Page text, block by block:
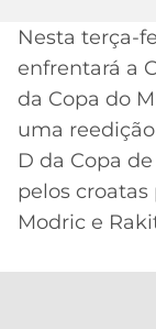
BET365
SÃO
PAULO
SÉRIE
A
COPA
DO
BRASIL
DA
BOLA
PALPITES
Acesse o
no Twitter
Nesta terça-
enfrentará a
da Copa do
uma
D da Copa
pelos croatas
Modric e